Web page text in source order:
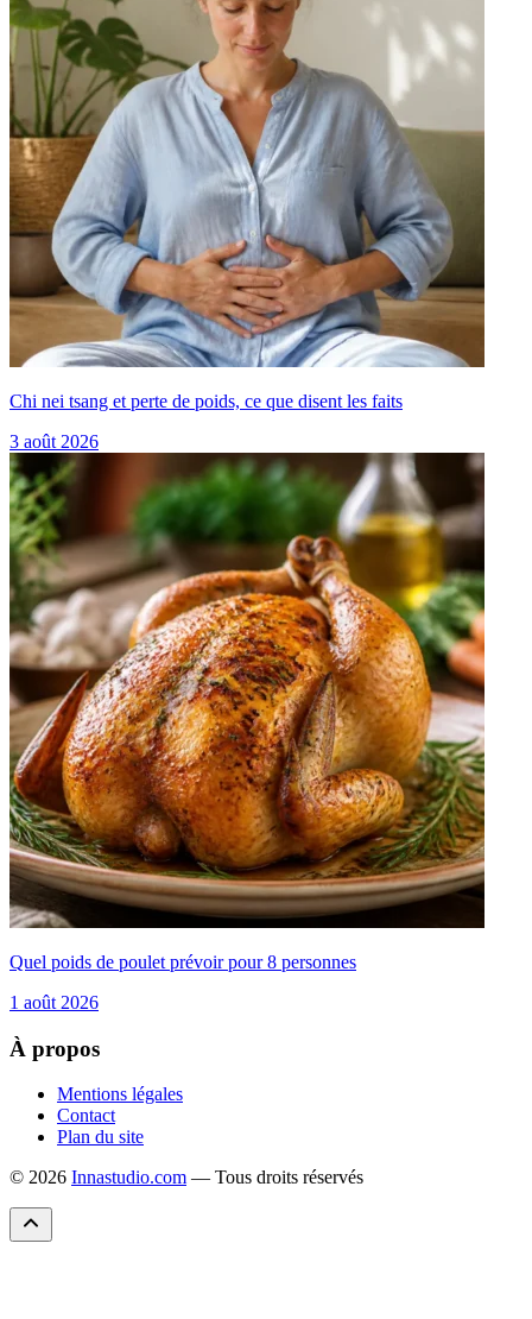
Chi nei tsang et perte de poids, ce que disent les faits
3 août 2026
Quel poids de poulet prévoir pour 8 personnes
1 août 2026
À propos
Mentions légales
Contact
Plan du site
© 2026 Innastudio.com — Tous droits réservés